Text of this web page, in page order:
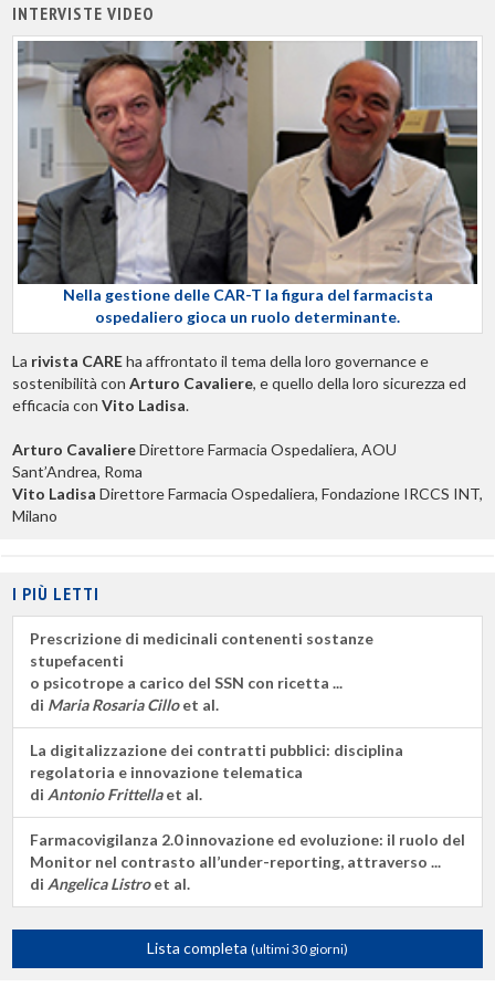
INTERVISTE VIDEO
Nella gestione delle CAR-T la figura del farmacista
ospedaliero gioca un ruolo determinante.
La rivista CAREha affrontato il tema della loro governance e
sostenibilità con Arturo Cavaliere, e quello della loro sicurezza ed
efficacia con Vito Ladisa.
Arturo CavaliereDirettore Farmacia Ospedaliera, AOU
Sant’Andrea, Roma
Vito Ladisa Direttore Farmacia Ospedaliera, Fondazione IRCCS INT,
Milano
I PIÙ LETTI
Prescrizione di medicinali contenenti sostanze
stupefacenti
o psicotrope a carico del SSN con ricetta ...
di Maria Rosaria Cilloet al.
La digitalizzazione dei contratti pubblici: disciplina
regolatoria e innovazione telematica
di Antonio Frittellaet al.
Farmacovigilanza 2.0 innovazione ed evoluzione: il ruolo del
Monitor nel contrasto all’under-reporting, attraverso ...
di Angelica Listroet al.
Lista completa (ultimi 30 giorni)